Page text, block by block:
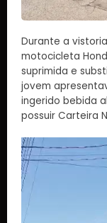
Durante a
motocicleta
suprimida e
jovem
ingerido bebida
possuir Carteira